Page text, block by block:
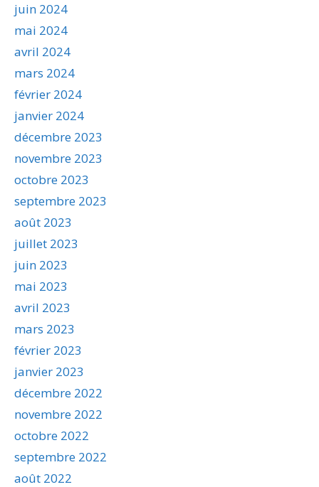
juin 2024
mai 2024
avril 2024
mars 2024
février 2024
janvier 2024
décembre 2023
novembre 2023
octobre 2023
septembre 2023
août 2023
juillet 2023
juin 2023
mai 2023
avril 2023
mars 2023
février 2023
janvier 2023
décembre 2022
novembre 2022
octobre 2022
septembre 2022
août 2022